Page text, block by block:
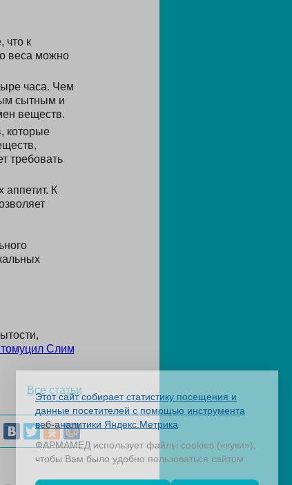
что к
веса можно
часа. Чем
сытным и
веществ.
которые
требовать
К
Слим
Все статьи
Этот сайт собирает статистику посещения и
данные посетителей с помощью инструмента
веб-аналитики Яндекс.Метрика
ФАРМАМЕД использует файлы cookies («куки»),
чтобы Вам было удобно пользоваться сайтом